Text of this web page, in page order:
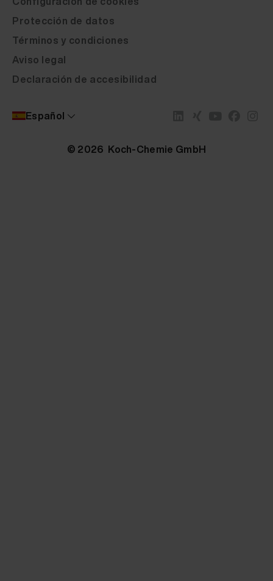
Español
© 2026 Koch-Chemie GmbH
Protección de datos
Términos y condiciones
Aviso legal
Declaración de accesibilidad